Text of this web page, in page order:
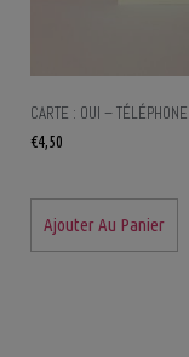
CARTE : OUI – TÉLÉPHONE
€4,50
Ajouter Au Panier